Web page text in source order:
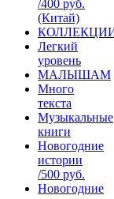
/400 руб.
(Китай)
Легкий
уровень
МАЛЫШАМ
Много
текста
Музыкальные
книги
Новогодние
истории
/500 руб.
Новогодние